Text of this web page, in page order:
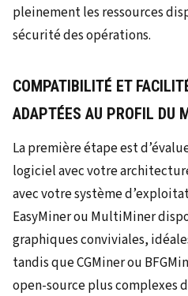
pleinement les ressources
sécurité des opérations.
COMPATIBILITÉ ET
ADAPTÉES AU PROFIL DU
La première étape est
logiciel avec votre
avec votre système
EasyMiner ou MultiMiner
graphiques conviviales,
tandis que CGMiner ou
open-source plus complexes